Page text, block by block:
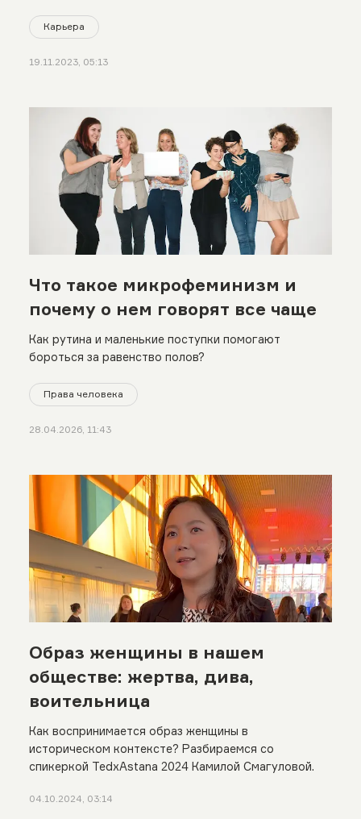
Карьера
19.11.2023, 05:13
Что такое микрофеминизм и
почему о нем говорят все чаще
Как рутина и маленькие поступки помогают
бороться за равенство полов?
Права человека
28.04.2026, 11:43
Образ женщины в нашем
обществе: жертва, дива,
воительница
Как воспринимается образ женщины в
историческом контексте? Разбираемся со
спикеркой TedxAstana 2024 Камилой Смагуловой.
04.10.2024, 03:14